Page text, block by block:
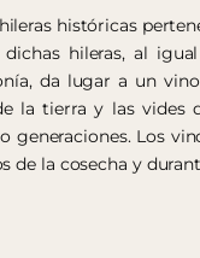
históricas
hileras, al
da lugar a un
la tierra y las vides
Los
de la cosecha y